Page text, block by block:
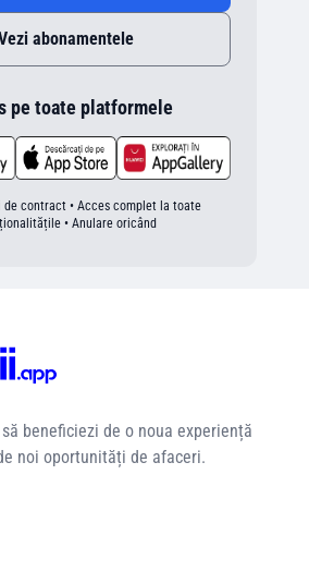
abonamentele
pe toate platformele
de contract • Acces complet la toate
• Anulare oricând
beneficiezi de o noua experiență
noi oportunități de afaceri.